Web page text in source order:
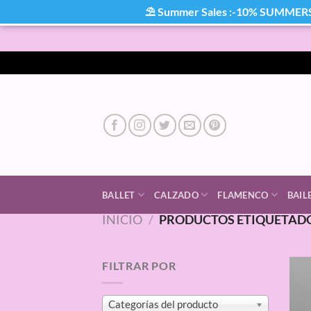
al
BALLET CALZADO FLAMENCO
INICIO / PRODUCTOS
FILTRAR POR
Categorías del producto
⛱ Summer Sales :-10%